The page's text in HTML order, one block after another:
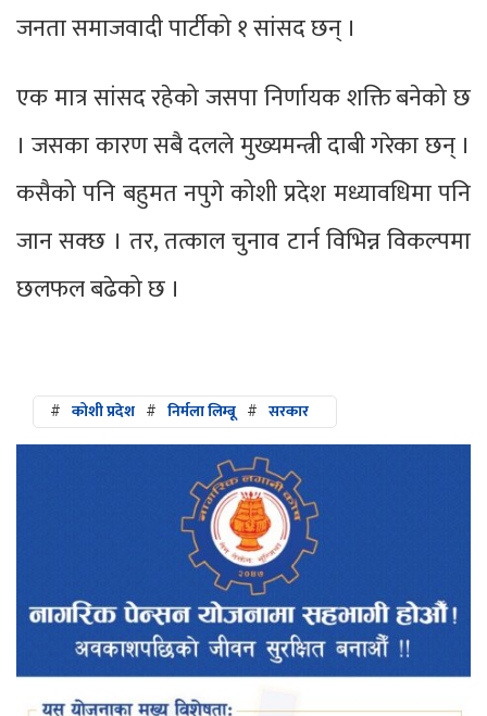
जनता समाजवादी पार्टीको १ सांसद छन् ।
एक मात्र सांसद रहेको जसपा निर्णायक शक्ति बनेको छ
। जसका कारण सबै दलले मुख्यमन्त्री दाबी गरेका छन् ।
कसैको पनि बहुमत नपुगे कोशी प्रदेश मध्यावधिमा पनि
जान सक्छ । तर, तत्काल चुनाव टार्न विभिन्न विकल्पमा
छलफल बढेको छ ।
# कोशी प्रदेश # निर्मला लिम्बू # सरकार